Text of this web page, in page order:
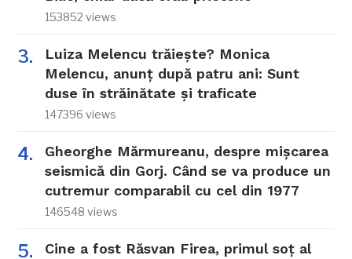
153852 views
Luiza Melencu trăiește? Monica
Melencu, anunț după patru ani: Sunt
duse în străinătate și traficate
147396 views
Gheorghe Mărmureanu, despre mișcarea
seismică din Gorj. Când se va produce un
cutremur comparabil cu cel din 1977
146548 views
Cine a fost Răsvan Firea, primul soț al